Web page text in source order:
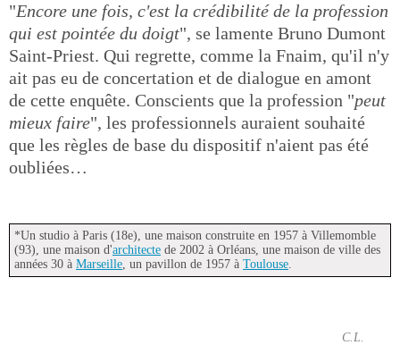
"Encore une fois, c'est la crédibilité de la profession
qui est pointée du doigt", se lamente Bruno Dumont
Saint-Priest. Qui regrette, comme la Fnaim, qu'il n'y
ait pas eu de concertation et de dialogue en amont
de cette enquête. Conscients que la profession "peut
mieux faire", les professionnels auraient souhaité
que les règles de base du dispositif n'aient pas été
oubliées…
*Un studio à Paris (18e), une maison construite en 1957 à Villemomble
(93), une maison d'architecte de 2002 à Orléans, une maison de ville des
années 30 à Marseille, un pavillon de 1957 à Toulouse.
C.L.